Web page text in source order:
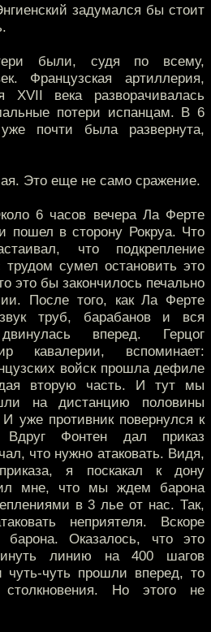
задумался бы стоит
были, судя по всему,
Французская артиллерия,
XVII века разворачивалась
потери испанцам. В 6
почти была развернута,
Это еще не само сражение.
6 часов вечера Ла Ферте
пошел в сторону Рокруа. Что
что подкрепление
трудом сумел остановить это
это бы закончилось печально
После того, как Ла Ферте
труб, барабанов и вся
вперед. Герцог
кавалерии, вспоминает:
войск прошла дефиле
вторую часть. И тут мы
на дистанцию половины
уже противник повернулся к
Фонтен дал приказ
что нужно атаковать. Видя,
я поскакал к дону
мне, что мы ждем барона
в 3 лье от нас. Так,
неприятеля. Вскоре
Оказалось, что это
линию на 400 шагов
чуть прошли вперед, то
Но этого не